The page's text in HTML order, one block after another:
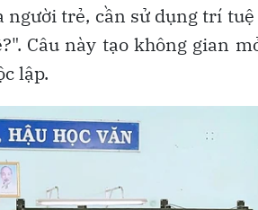
trẻ, cần sử dụng trí
Câu này tạo không gian
lập.